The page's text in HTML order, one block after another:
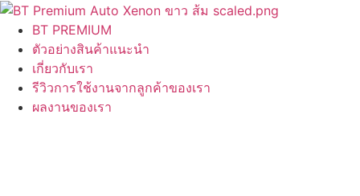
BT PREMIUM
ตัวอย่างสินค้าแนะนำ
เกี่ยวกับเรา
รีวิวการใช้งานจากลูกค้าของเรา
ผลงานของเรา